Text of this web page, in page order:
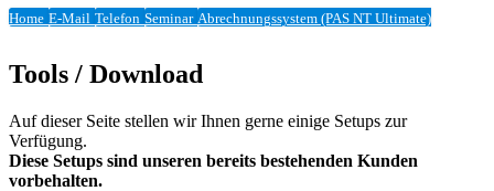
Home E-Mail Telefon Seminar Abrechnungssystem (PAS NT Ultimate)
Tools / Download
Auf dieser Seite stellen wir Ihnen gerne einige Setups zur
Verfügung.
Diese Setups sind unseren bereits bestehenden Kunden
vorbehalten.